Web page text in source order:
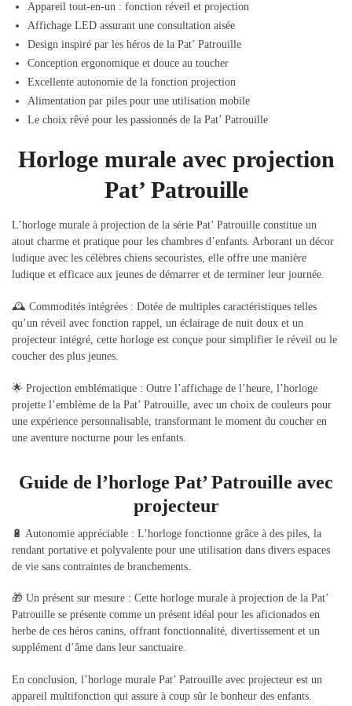
Appareil tout-en-un : fonction réveil et projection
Affichage LED assurant une consultation aisée
Design inspiré par les héros de la Pat’ Patrouille
Conception ergonomique et douce au toucher
Excellente autonomie de la fonction projection
Alimentation par piles pour une utilisation mobile
Le choix rêvé pour les passionnés de la Pat’ Patrouille
Horloge murale avec projection
Pat’ Patrouille
L’horloge murale à projection de la série Pat’ Patrouille constitue un
atout charme et pratique pour les chambres d’enfants. Arborant un décor
ludique avec les célèbres chiens secouristes, elle offre une manière
ludique et efficace aux jeunes de démarrer et de terminer leur journée.
🕰️ Commodités intégrées : Dotée de multiples caractéristiques telles
qu’un réveil avec fonction rappel, un éclairage de nuit doux et un
projecteur intégré, cette horloge est conçue pour simplifier le réveil ou le
coucher des plus jeunes.
🌟 Projection emblématique : Outre l’affichage de l’heure, l’horloge
projette l’emblème de la Pat’ Patrouille, avec un choix de couleurs pour
une expérience personnalisable, transformant le moment du coucher en
une aventure nocturne pour les enfants.
Guide de l’horloge Pat’ Patrouille avec
projecteur
🔋 Autonomie appréciable : L’horloge fonctionne grâce à des piles, la
rendant portative et polyvalente pour une utilisation dans divers espaces
de vie sans contraintes de branchements.
🎁 Un présent sur mesure : Cette horloge murale à projection de la Pat’
Patrouille se présente comme un présent idéal pour les aficionados en
herbe de ces héros canins, offrant fonctionnalité, divertissement et un
supplément d’âme dans leur sanctuaire.
En conclusion, l’horloge murale Pat’ Patrouille avec projecteur est un
appareil multifonction qui assure à coup sûr le bonheur des enfants.